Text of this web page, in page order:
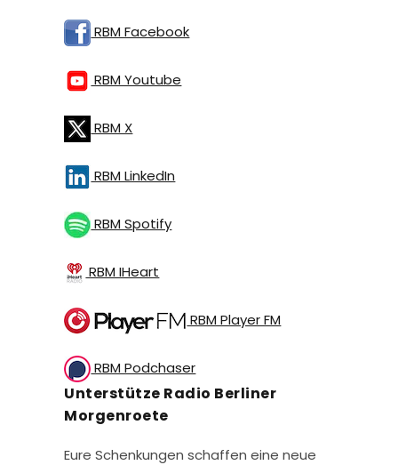
RBM Facebook
RBM Youtube
RBM X
RBM LinkedIn
RBM Spotify
RBM IHeart
RBM Player FM
RBM Podchaser
Unterstütze Radio Berliner
Morgenroete
Eure Schenkungen schaffen eine neue